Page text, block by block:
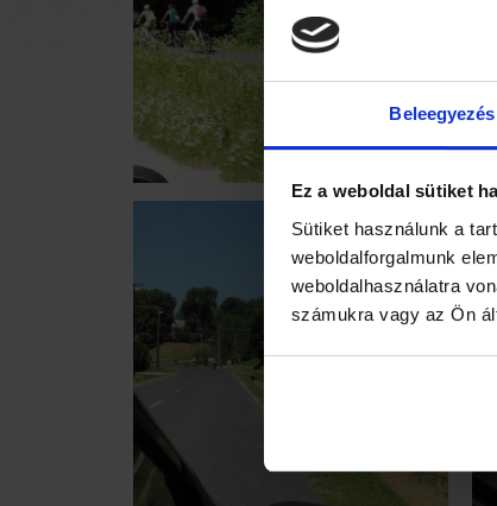
Beleegyezés
Ez a weboldal sütiket
Sütiket használunk a
weboldalforgalmunk
weboldalhasználatra
számukra vagy az Ön